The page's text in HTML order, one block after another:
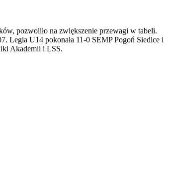
pozwoliło na zwiększenie przewagi w tabeli.
Legia U14 pokonała 11-0 SEMP Pogoń Siedlce i
Akademii i LSS.